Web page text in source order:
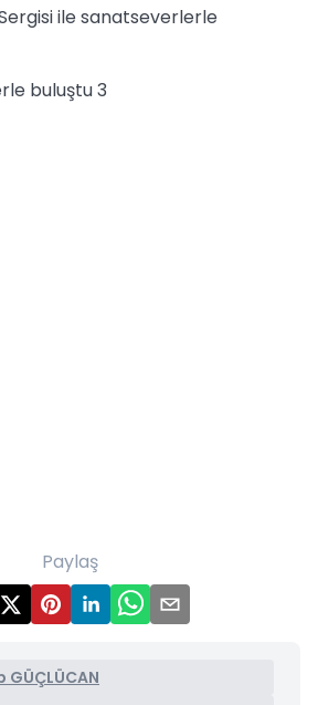
ile sanatseverlerle
Paylaş
GÜÇLÜCAN